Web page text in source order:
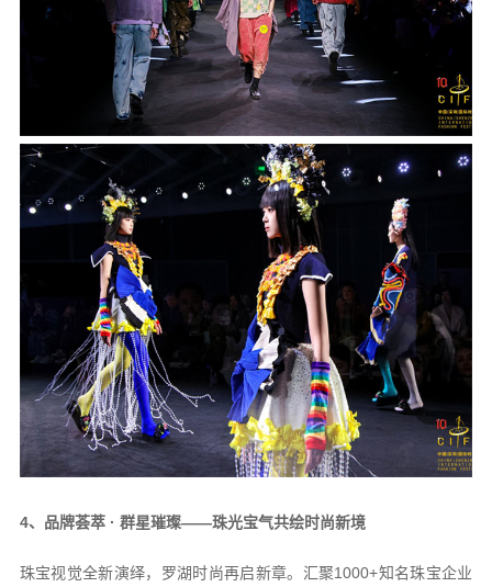
4、品牌荟萃 · 群星璀璨——珠光宝气共绘时尚新境
珠宝视觉全新演绎，罗湖时尚再启新章。汇聚1000+知名珠宝企业